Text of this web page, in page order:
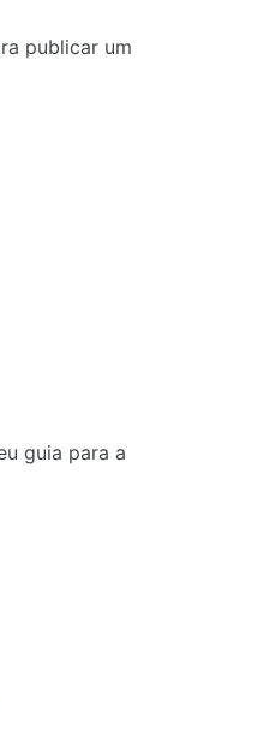
publicar um
guia para a